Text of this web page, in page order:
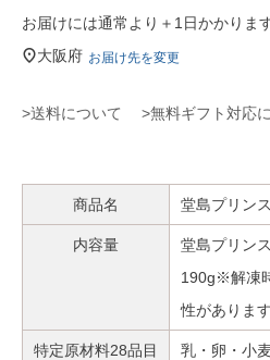
お届けには通常より＋1日かかります
大阪府 お届け先を変更
>送料について >無料ギフト対応
商品名 堂島プリン
内容量
堂島プリン
190g※解凍
性があります
特定原材料28品目
乳・卵・小